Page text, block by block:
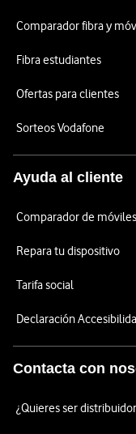
Comparador fibra y
Fibra estudiantes
Ofertas para clientes
Sorteos Vodafone
Ayuda al cliente
Comparador de móviles
Repara tu dispositivo
Tarifa social
Declaración
Contacta con
¿Quieres ser